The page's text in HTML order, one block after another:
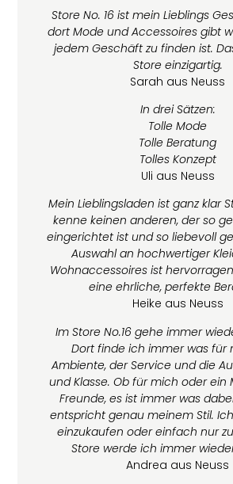
Store No. 16 ist mein Lieblings
dort Mode und Accessoires gibt
jedem Geschäft zu finden ist.
Store einzigartig.
Sarah aus Neuss
In drei Sätzen:
Tolle Mode
Tolle Beratung
Tolles Konzept
Uli aus Neuss
Mein Lieblingsladen ist ganz klar
kenne keinen anderen, der so
eingerichtet ist und so liebevoll
Auswahl an hochwertiger
Wohnaccessoires ist
eine ehrliche, perfekte
Heike aus Neuss
Im Store No.16 gehe immer
Dort finde ich immer was für
Ambiente, der Service und die
und Klasse. Ob für mich oder ein
Freunde, es ist immer was
entspricht genau meinem Stil.
einzukaufen oder einfach nur
Store werde ich immer
Andrea aus Neuss